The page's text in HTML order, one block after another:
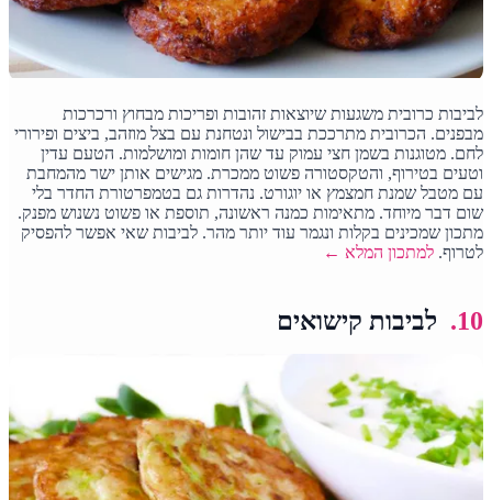
לביבות כרובית משגעות שיוצאות זהובות ופריכות מבחוץ ורכרכות
מבפנים. הכרובית מתרככת בבישול ונטחנת עם בצל מוזהב, ביצים ופירורי
לחם. מטוגנות בשמן חצי עמוק עד שהן חומות ומושלמות. הטעם עדין
וטעים בטירוף, והטקסטורה פשוט ממכרת. מגישים אותן ישר מהמחבת
עם מטבל שמנת חמצמץ או יוגורט. נהדרות גם בטמפרטורת החדר בלי
שום דבר מיוחד. מתאימות כמנה ראשונה, תוספת או פשוט נשנוש מפנק.
מתכון שמכינים בקלות ונגמר עוד יותר מהר. לביבות שאי אפשר להפסיק
לטרוף.למתכון המלא ←
10. לביבות קישואים